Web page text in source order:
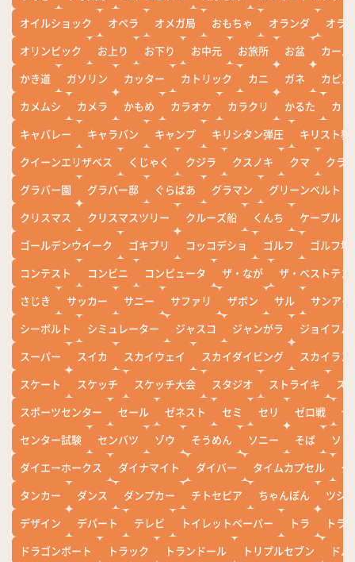
オイルショック
オペラ オメガ局 おもちゃ オランダ
オラ
オリンピック
お上り お下り お中元 お旅所 お盆
カー
かき道
ガソリン カッター カトリック カニ ガネ
カピバ
カメムシ
カメラ かもめ カラオケ カラクリ かるた
カレ
キャバレー
キャラバン キャンプ キリシタン弾圧
キリスト教
クイーンエリザベス
くじゃく クジラ クスノキ クマ
クラ
グラバー園
グラバー邸 ぐらばあ グラマン
グリーンベルト
クリスマス
クリスマスツリー クルーズ船 くんち
ケーブル
ゴールデンウイーク
ゴキブリ コッコデショ ゴルフ
ゴルフ場
コンテスト
コンビニ コンピュータ ザ・なが
ザ・ベストテン
さじき
サッカー サニー サファリ ザボン サル
サンアイ
シーボルト
シミュレーター ジャスコ ジャンがラ
ジョイフル
スーパー
スイカ スカイウェイ スカイダイビング
スカイラン
スケート
スケッチ スケッチ大会 スタジオ ストライキ
ス
スポーツセンター
セール ゼネスト セミ セリ ゼロ戦
ぜ
センター試験
センバツ ゾウ そうめん ソニー そば
ソ
ダイエーホークス
ダイナマイト ダイバー タイムカプセル
タ
タンカー
ダンス ダンプカー チトセピア ちゃんぽん
ツシ
デザイン
デパート テレビ トイレットペーパー トラ
トラ
ドラゴンボート
トラック トランドール トリプルセブン
ド